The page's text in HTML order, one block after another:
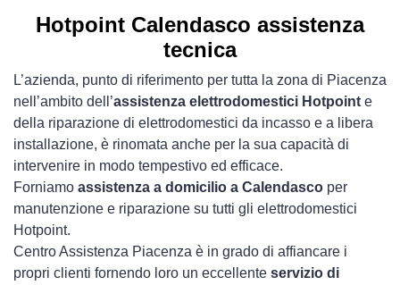
Hotpoint Calendasco assistenza
tecnica
L’azienda, punto di riferimento per tutta la zona di Piacenza
nell’ambito dell’assistenza elettrodomestici Hotpoint e
della riparazione di elettrodomestici da incasso e a libera
installazione, è rinomata anche per la sua capacità di
intervenire in modo tempestivo ed efficace.
Forniamo assistenza a domicilio a Calendasco per
manutenzione e riparazione su tutti gli elettrodomestici
Hotpoint.
Centro Assistenza Piacenza è in grado di affiancare i
propri clienti fornendo loro un eccellente servizio di